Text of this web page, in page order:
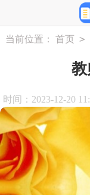
当前位置： 首页 >
时间：2023-12-20